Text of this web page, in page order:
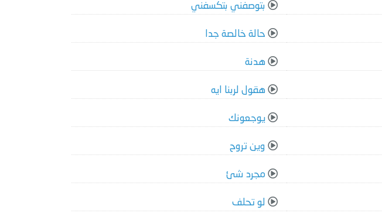
بتوصفني بتكسفني
حالة خالصة جدا
هدنة
هقول لربنا ايه
يوجعونك
وين تروح
مجرد شئ
لو تحلف